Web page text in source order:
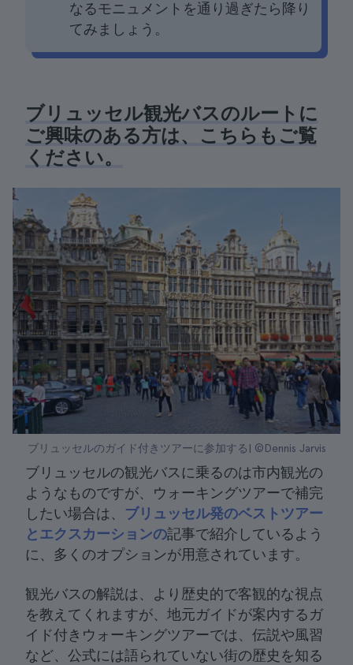
なるモニュメントを通り過ぎたら降り
てみましょう。
ブリュッセル観光バスのルートに
ご興味のある方は、こちらもご覧
ください。
ブリュッセルのガイド付きツアーに参加する| ©Dennis Jarvis
ブリュッセルの観光バスに乗るのは市内観光の
ようなものですが、ウォーキングツアーで補完
したい場合は、 ブリュッセル発のベストツアー
とエクスカーションの記事で紹介しているよう
に、多くのオプションが用意されています。
観光バスの解説は、より歴史的で客観的な視点
を教えてくれますが、地元ガイドが案内するガ
イド付きウォーキングツアーでは、伝説や風習
など、公式には語られていない街の歴史を知る